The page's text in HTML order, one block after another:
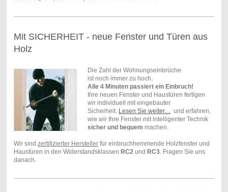
Mit SICHERHEIT - neue Fenster und Türen aus
Holz
Die Zahl der Wohnungseinbrüche
ist noch immer zu hoch.
Alle 4 Minuten passiert ein Einbruch!
Ihre neuen Fenster und Haustüren fertigen
wir individuell mit eingebauter
Sicherheit. Lesen Sie weiter....
und erfahren,
wie wir Ihre Fenster mit intelligenter Technik
sicher und bequem machen.
Wir sind zertifizierter Herstellerfür einbruchhemmende Holzfenster und
Haustüren in den Widerstandsklassen RC2 und RC3. Fragen Sie uns
danach.